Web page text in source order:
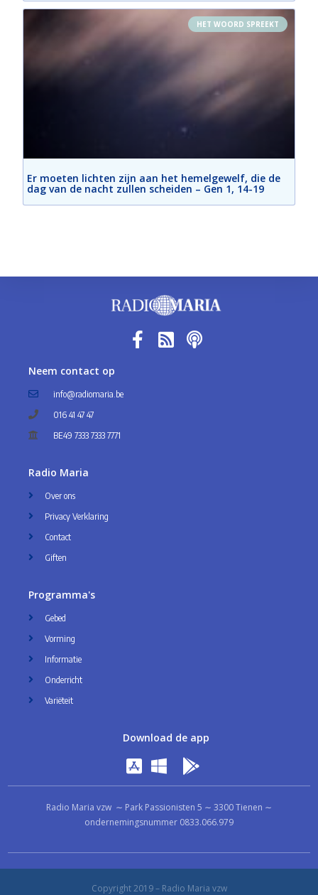
HET WOORD SPREEKT
Er moeten lichten zijn aan het hemelgewelf, die de
dag van de nacht zullen scheiden – Gen 1, 14-19
Neem contact op
info@radiomaria.be
016 41 47 47
BE49 7333 7333 7771
Radio Maria
Over ons
Privacy Verklaring
Contact
Giften
Programma's
Gebed
Vorming
Informatie
Onderricht
Variëteit
Download de app
Radio Maria vzw ∼ Park Passionisten 5 ∼ 3300 Tienen ∼
ondernemingsnummer 0833.066.979
Copyright 2019 – Radio Maria vzw